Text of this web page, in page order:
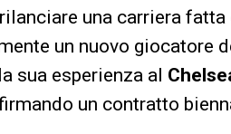
una carriera
un nuovo giocatore
sua esperienza al
un contratto